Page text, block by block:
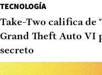
TECNOLOGÍA
Take-Two califica de
Grand Theft Auto VI
secreto